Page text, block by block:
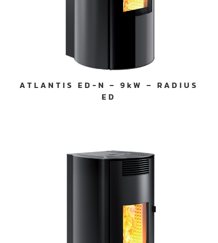
ATLANTIS ED-N – 9kW – RADIUS
ED